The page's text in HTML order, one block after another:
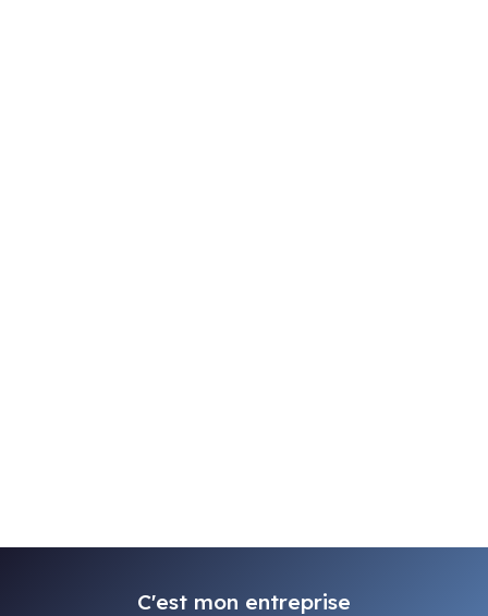
C'est mon entreprise